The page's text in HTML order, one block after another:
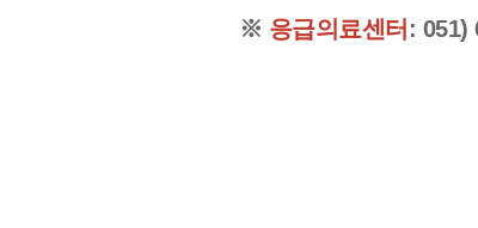
※ 응급의료센터 : 051)